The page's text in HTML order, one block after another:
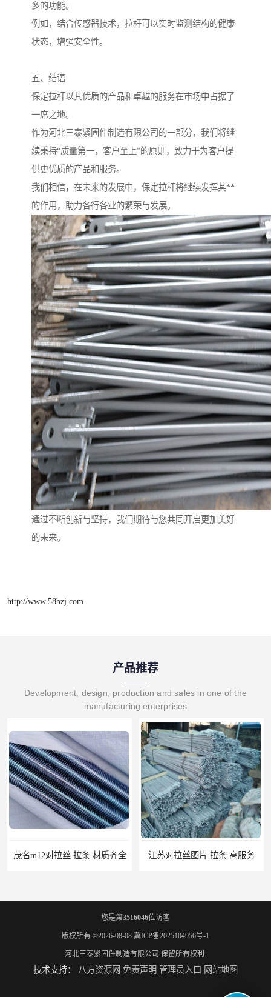
多的功能。
例如，结合传感器技术，拉杆可以实时监测结构的健康
状态，增强安全性。
五、结语
保定拉杆以其优质的产品和卓越的服务在市场中占据了
一席之地。
作为河北三泰紧固件制造有限公司的一部分，我们将继
续秉持“质量第一，客户至上”的原则，致力于为客户提
供更优质的产品和服务。
我们相信，在未来的发展中，保定拉杆将继续发挥其**
的作用，助力各行各业的繁荣与发展。
通过不断创新与坚持，我们期待与您共同开启更加美好
的未来。
http://www.58bzj.com
产品推荐
Development, design, production and sales in one of the
manufacturing enterprises
茂名m12对拉丝 拉条 材质齐全 江苏对拉丝图片 拉条 高服务
您是第3516046位访客
版权所有 ©2026-08-08 冀ICP备2025104956号-1
河北三泰紧固件制造有限公司 保留所有权利.
技术支持： 八方资源网 免责声明 管理员入口 网站地图